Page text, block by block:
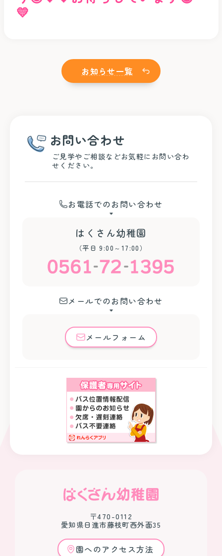
💛
お知らせ一覧
お問い合わせ
ご見学やご相談などお気軽にお問い合わ
せください。
お電話でのお問い合わせ
はくさん幼稚園
（平日 9:00～17:00）
メールでのお問い合わせ
メールフォーム
〒470-0112
愛知県日進市藤枝町西外面35
園へのアクセス方法